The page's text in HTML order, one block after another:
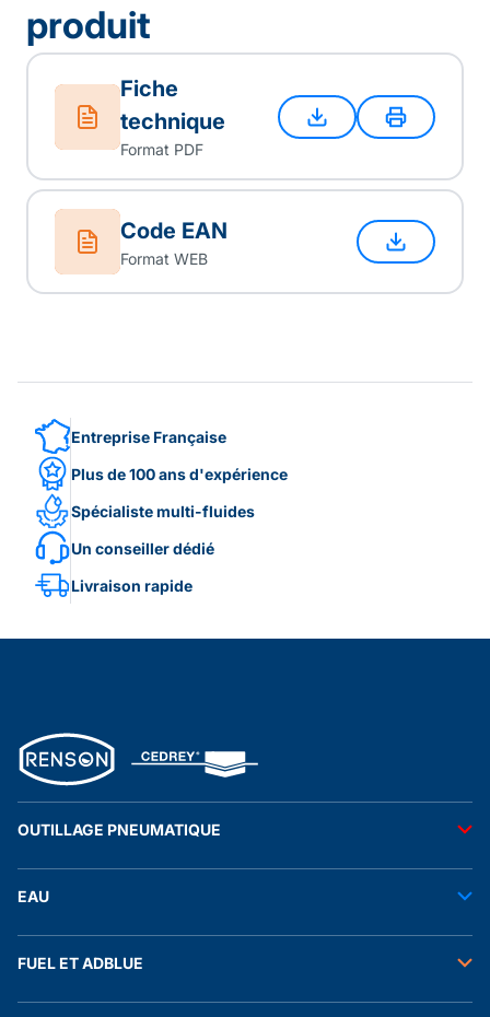
produit
Fiche
technique
Format PDF
Code EAN
Format WEB
Entreprise Française
Plus de 100 ans d'expérience
Spécialiste multi-fluides
Un conseiller dédié
Livraison rapide
OUTILLAGE PNEUMATIQUE
Accessoires pneumatiques
EAU
Tuyaux
Raccords et autres accessoires
FUEL ET ADBLUE